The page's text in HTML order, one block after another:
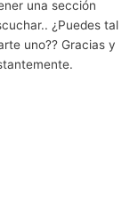
una sección
¿Puedes tal
uno?? Gracias y